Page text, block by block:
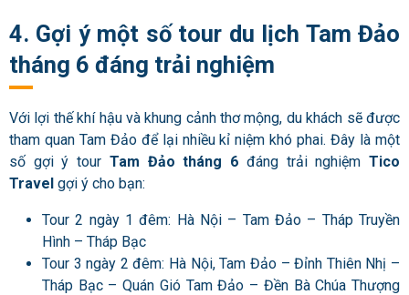
4. Gợi ý một số tour du lịch Tam Đảo
tháng 6 đáng trải nghiệm
Với lợi thế khí hậu và khung cảnh thơ mộng, du khách sẽ được
tham quan Tam Đảo để lại nhiều kỉ niệm khó phai. Đây là một
số gợi ý tour Tam Đảo tháng 6 đáng trải nghiệmTico
Travel gợi ý cho bạn:
Tour 2 ngày 1 đêm: Hà Nội – Tam Đảo – Tháp Truyền
Hình – Tháp Bạc
Tour 3 ngày 2 đêm: Hà Nội, Tam Đảo – Đỉnh Thiên Nhị –
Tháp Bạc – Quán Gió Tam Đảo – Đền Bà Chúa Thượng